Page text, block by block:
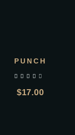
PUNCH
$17.00